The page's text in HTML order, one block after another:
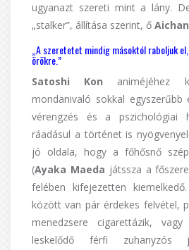
ugyanazt szereti mint a lány.
„stalker”, állítása szerint, ő Aichan
„A szeretetet mindig másoktól raboljuk
örökre.”
Satoshi Kon animéjéhez
mondanivaló sokkal egyszerűbb
vérengzés és a pszichológiai
ráadásul a történet is
jó oldala, hogy a főhősnő
(Ayaka Maeda játssza a
felében kifejezetten
között van pár érdekes felvétel,
menedzsere cigarettázik,
leskelődő férfi zuhanyzós